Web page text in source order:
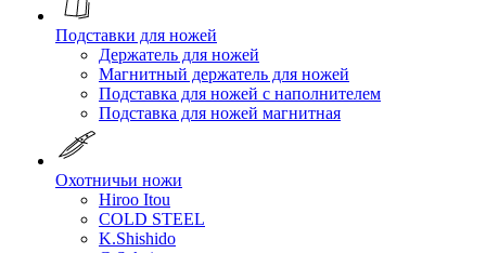
Подставки для ножей
Держатель для ножей
Магнитный держатель для ножей
Подставка для ножей с наполнителем
Подставка для ножей магнитная
Охотничьи ножи
Hiroo Itou
COLD STEEL
K.Shishido